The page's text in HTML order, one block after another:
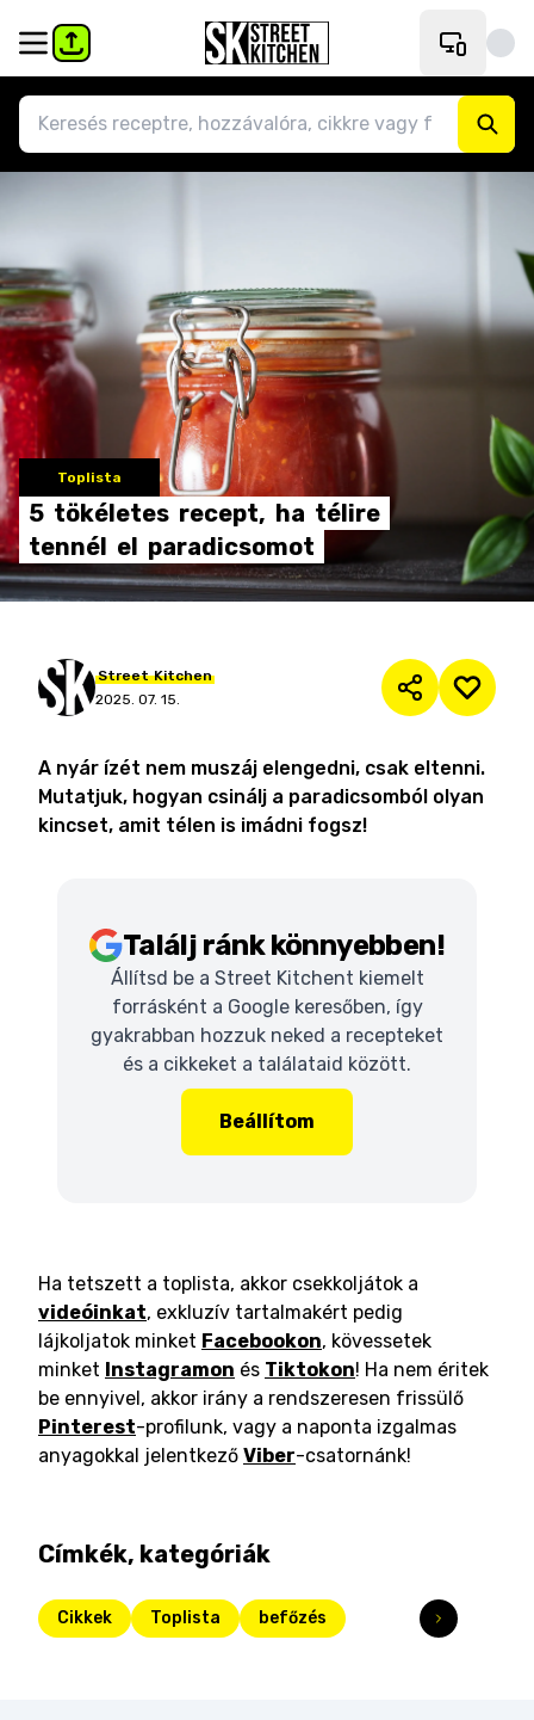
Toplista
5 tökéletes recept, ha télire
tennél el paradicsomot
Street Kitchen
2025. 07. 15.
A nyár ízét nem muszáj elengedni, csak eltenni.
Mutatjuk, hogyan csinálj a paradicsomból olyan
kincset, amit télen is imádni fogsz!
Találj ránk könnyebben!
Állítsd be a Street Kitchent kiemelt
forrásként a Google keresőben, így
gyakrabban hozzuk neked a recepteket
és a cikkeket a találataid között.
Beállítom
Ha tetszett a toplista, akkor csekkoljátok a
videóinkat, exkluzív tartalmakért pedig
lájkoljatok minket Facebookon, kövessetek
minket Instagramon és Tiktokon! Ha nem éritek
be ennyivel, akkor irány a rendszeresen frissülő
Pinterest-profilunk, vagy a naponta izgalmas
anyagokkal jelentkező Viber-csatornánk!
Címkék, kategóriák
Cikkek Toplista befőzés